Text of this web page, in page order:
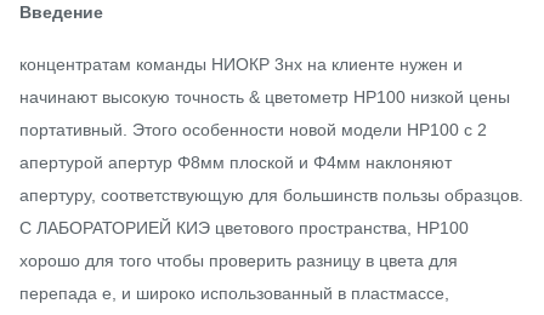
Введение
концентратам команды НИОКР 3нх на клиенте нужен и
начинают высокую точность & цветометр НР100 низкой цены
портативный. Этого особенности новой модели НР100 с 2
апертурой апертур Φ8мм плоской и Φ4мм наклоняют
апертуру, соответствующую для большинств пользы образцов.
С ЛАБОРАТОРИЕЙ КИЭ цветового пространства, НР100
хорошо для того чтобы проверить разницу в цвета для
перепада е, и широко использованный в пластмассе,